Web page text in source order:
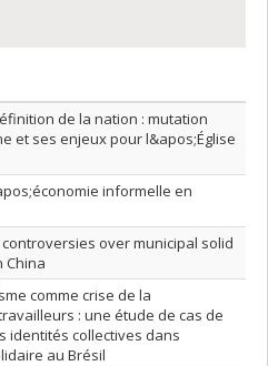
order
descending order
de la nation : mutation
et ses enjeux pour l&apos;Église
informelle en
over municipal solid
China
comme crise de la
: une étude de cas de
identités collectives dans
au Brésil